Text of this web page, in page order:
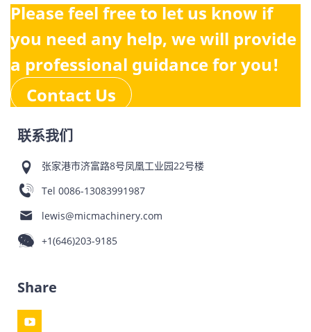
Please feel free to let us know if
you need any help, we will provide
a professional guidance for you!
Contact Us
联系我们
张家港市济富路8号凤凰工业园22号楼
Tel 0086-13083991987
lewis@micmachinery.com
+1(646)203-9185
Share